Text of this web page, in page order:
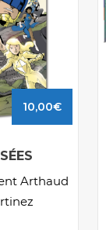
10,00€
Arthaud